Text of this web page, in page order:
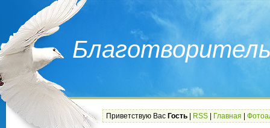
Приветствую Вас Гость RSS Главная